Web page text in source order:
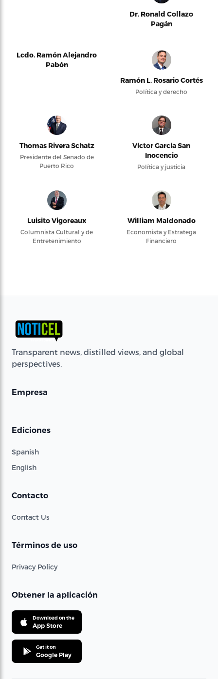
Dr. Ronald Collazo
Pagán
Lcdo. Ramón Alejandro
Pabón
Ramón L. Rosario Cortés
Política y derecho
Thomas Rivera Schatz
Presidente del Senado de
Puerto Rico
Víctor García San
Inocencio
Política y justicia
Luisito Vigoreaux
Columnista Cultural y de
Entretenimiento
William Maldonado
Economista y Estratega
Financiero
Transparent news, distilled views, and global
perspectives.
Empresa
Ediciones
Spanish
English
Contacto
Contact Us
Términos de uso
Privacy Policy
Obtener la aplicación
Download on the
App Store
Get it on
Google Play